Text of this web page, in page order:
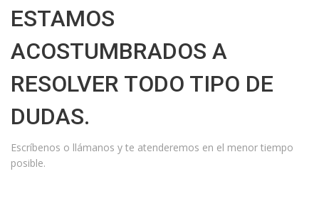
ESTAMOS
ACOSTUMBRADOS A
RESOLVER TODO TIPO DE
DUDAS.
Escríbenos o llámanos y te atenderemos en el menor tiempo
posible.